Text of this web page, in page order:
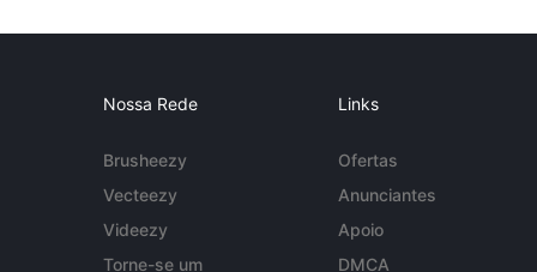
Nossa Rede
Brusheezy
Vecteezy
Videezy
Torne-se um
Links
Ofertas
Anunciantes
Apoio
DMCA